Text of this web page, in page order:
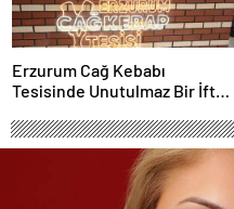
Erzurum Cağ Kebabı
Tesisinde Unutulmaz Bir İftar